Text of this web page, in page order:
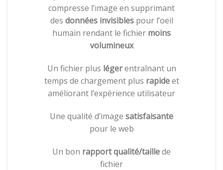
compresse l’image en supprimant
des données invisiblespour l’oeil
humain rendant le fichier moins
volumineux
Un fichier plus légerentraînant un
temps de chargement plus rapideet
améliorant l’expérience utilisateur
Une qualité d’imagesatisfaisante
pour le web
Un bon rapport qualité/taillede
fichier